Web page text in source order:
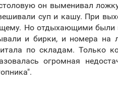
он выменивал
суп и кашу. При
Но отдыхающими были
и бирки, и номера на
по складам. Только
огромная